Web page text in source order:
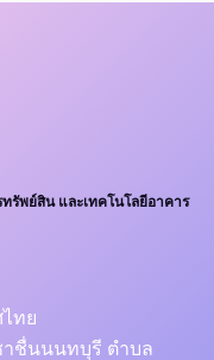
พย์สิน และเทคโนโลยีอาคาร
ทย
าชื่นนนทบุรี ตำบล